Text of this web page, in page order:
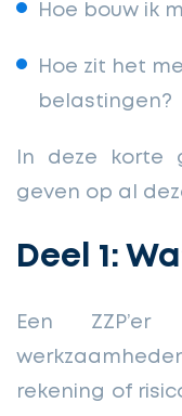
Hoe bouw ik
Hoe zit het
belastingen?
In deze korte
geven op al
Deel 1:
Een
rekening of